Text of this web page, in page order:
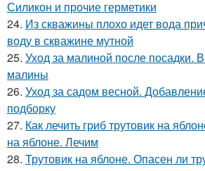
Силикон и прочие герметики
24. Из скважины плохо идет вода
воду в скважине мутной
25. Уход за малиной после посадки.
малины
26. Уход за садом весной.
подборку
27. Как лечить гриб трутовик на
на яблоне. Лечим
28. Трутовик на яблоне. Опасен ли